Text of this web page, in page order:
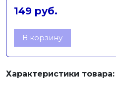
149 руб.
В корзину
Характеристики товара: